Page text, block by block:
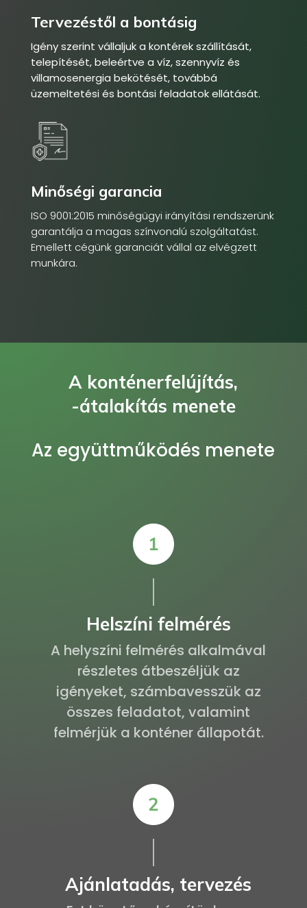
Tervezéstől a bontásig
Igény szerint vállaljuk a kontérek szállítását,
telepítését, beleértve a víz, szennyvíz és
villamosenergia bekötését, továbbá
üzemeltetési és bontási feladatok ellátását.
Minőségi garancia
ISO 9001:2015 minőségügyi irányítási rendszerünk
garantálja a magas színvonalú szolgáltatást.
Emellett cégünk garanciát vállal az elvégzett
munkára.
A konténerfelújítás,
-átalakítás menete
Az együttműködés menete
Helszíni felmérés
A helyszíni felmérés alkalmával
részletes átbeszéljük az
igényeket, számbavesszük az
összes feladatot, valamint
felmérjük a konténer állapotát.
Ajánlatadás, tervezés